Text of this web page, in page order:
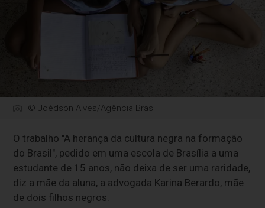
© Joédson Alves/Agência Brasil
O trabalho "A herança da cultura negra na formação
do Brasil", pedido em uma escola de Brasília a uma
estudante de 15 anos, não deixa de ser uma raridade,
diz a mãe da aluna, a advogada Karina Berardo, mãe
de dois filhos negros.